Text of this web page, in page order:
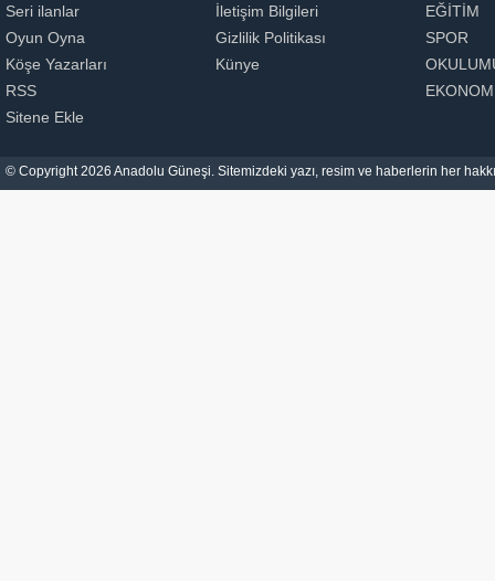
Seri ilanlar
Oyun Oyna
Köşe Yazarları
RSS
Sitene Ekle
İletişim Bilgileri
Gizlilik Politikası
Künye
EĞİTİM
SPOR
© Copyright 2026 Anadolu Güneşi. Sitemizdeki yazı, resim ve haberlerin her